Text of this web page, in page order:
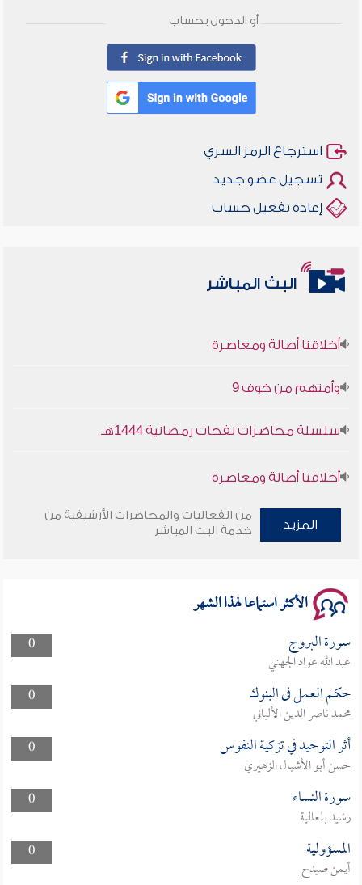
أو الدخول بحساب
استرجاع الرمز السري
تسجيل عضو جديد
إعادة تفعيل حساب
البث المباشر
أخلاقنا أصالة ومعاصرة
وأمنهم من خوف 9
سلسلة محاضرات نفحات رمضانية 1444هـ
أخلاقنا أصالة ومعاصرة
وأمنهم من خوف 9
المزيد
من الفعاليات والمحاضرات الأرشيفية من
خدمة البث المباشر
الأكثر استماعا لهذا الشهر
0 سورة البروج
عبد الله عواد الجهني
0
حكم العمل فى البنوك
محمد ناصر الدين الألباني
0
أثر التوحيد في تزكية النفوس
حسن أبو الأشبال الزهيري
0
سورة النساء
رشيد بلعالية
0
المسؤولية
أيمن صيدح